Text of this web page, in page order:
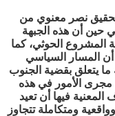
نصر معنوي من
حين أن هذه الجبهة
الحوثي، كما
أن المسار السياسي
يتعلق بقضية الجنوب
مجرى الأمور في هذه
فيها أن تعيد
ومتكاملة تتجاوز